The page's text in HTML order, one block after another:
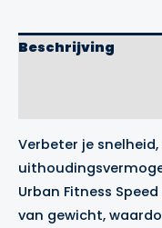
Beschrijving
Verbeter je
Urban Fitness
van gewicht,